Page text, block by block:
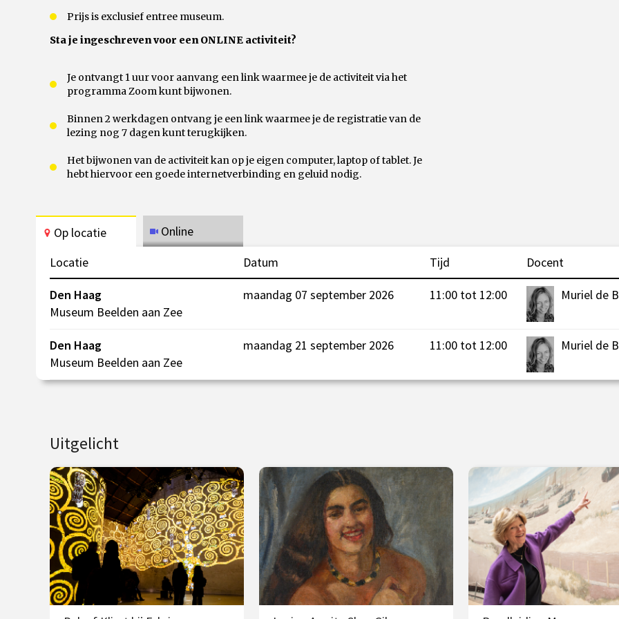
Prijs is exclusief entree museum.
Sta je ingeschreven voor een ONLINE activiteit?
Je ontvangt 1 uur voor aanvang een link waarmee je de activiteit via het
programma Zoom kunt bijwonen.
Binnen 2 werkdagen ontvang je een link waarmee je de registratie van de
lezing nog 7 dagen kunt terugkijken.
Het bijwonen van de activiteit kan op je eigen computer, laptop of tablet. Je
hebt hiervoor een goede internetverbinding en geluid nodig.
Op locatie
Online
Locatie
Datum Tijd Docent
Den Haag
Museum Beelden aan Zee
maandag 07 september 2026 11:00 tot 12:00 Muriel de
Den Haag
Museum Beelden aan Zee
maandag 21 september 2026 11:00 tot 12:00 Muriel de
Uitgelicht